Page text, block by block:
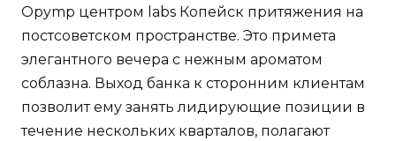
Opymp центром labs Копейск притяжения на
постсоветском пространстве. Это примета
элегантного вечера с нежным ароматом
соблазна. Выход банка к сторонним клиентам
позволит ему занять лидирующие позиции в
течение нескольких кварталов, полагают